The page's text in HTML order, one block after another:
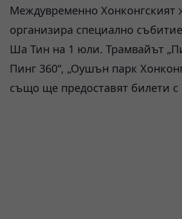
Междувременно Хонконгският
организира специално
Ша Тин на 1 юли. Трамвайът
Пинг 360“, „Оушън парк
също ще предоставят билети с